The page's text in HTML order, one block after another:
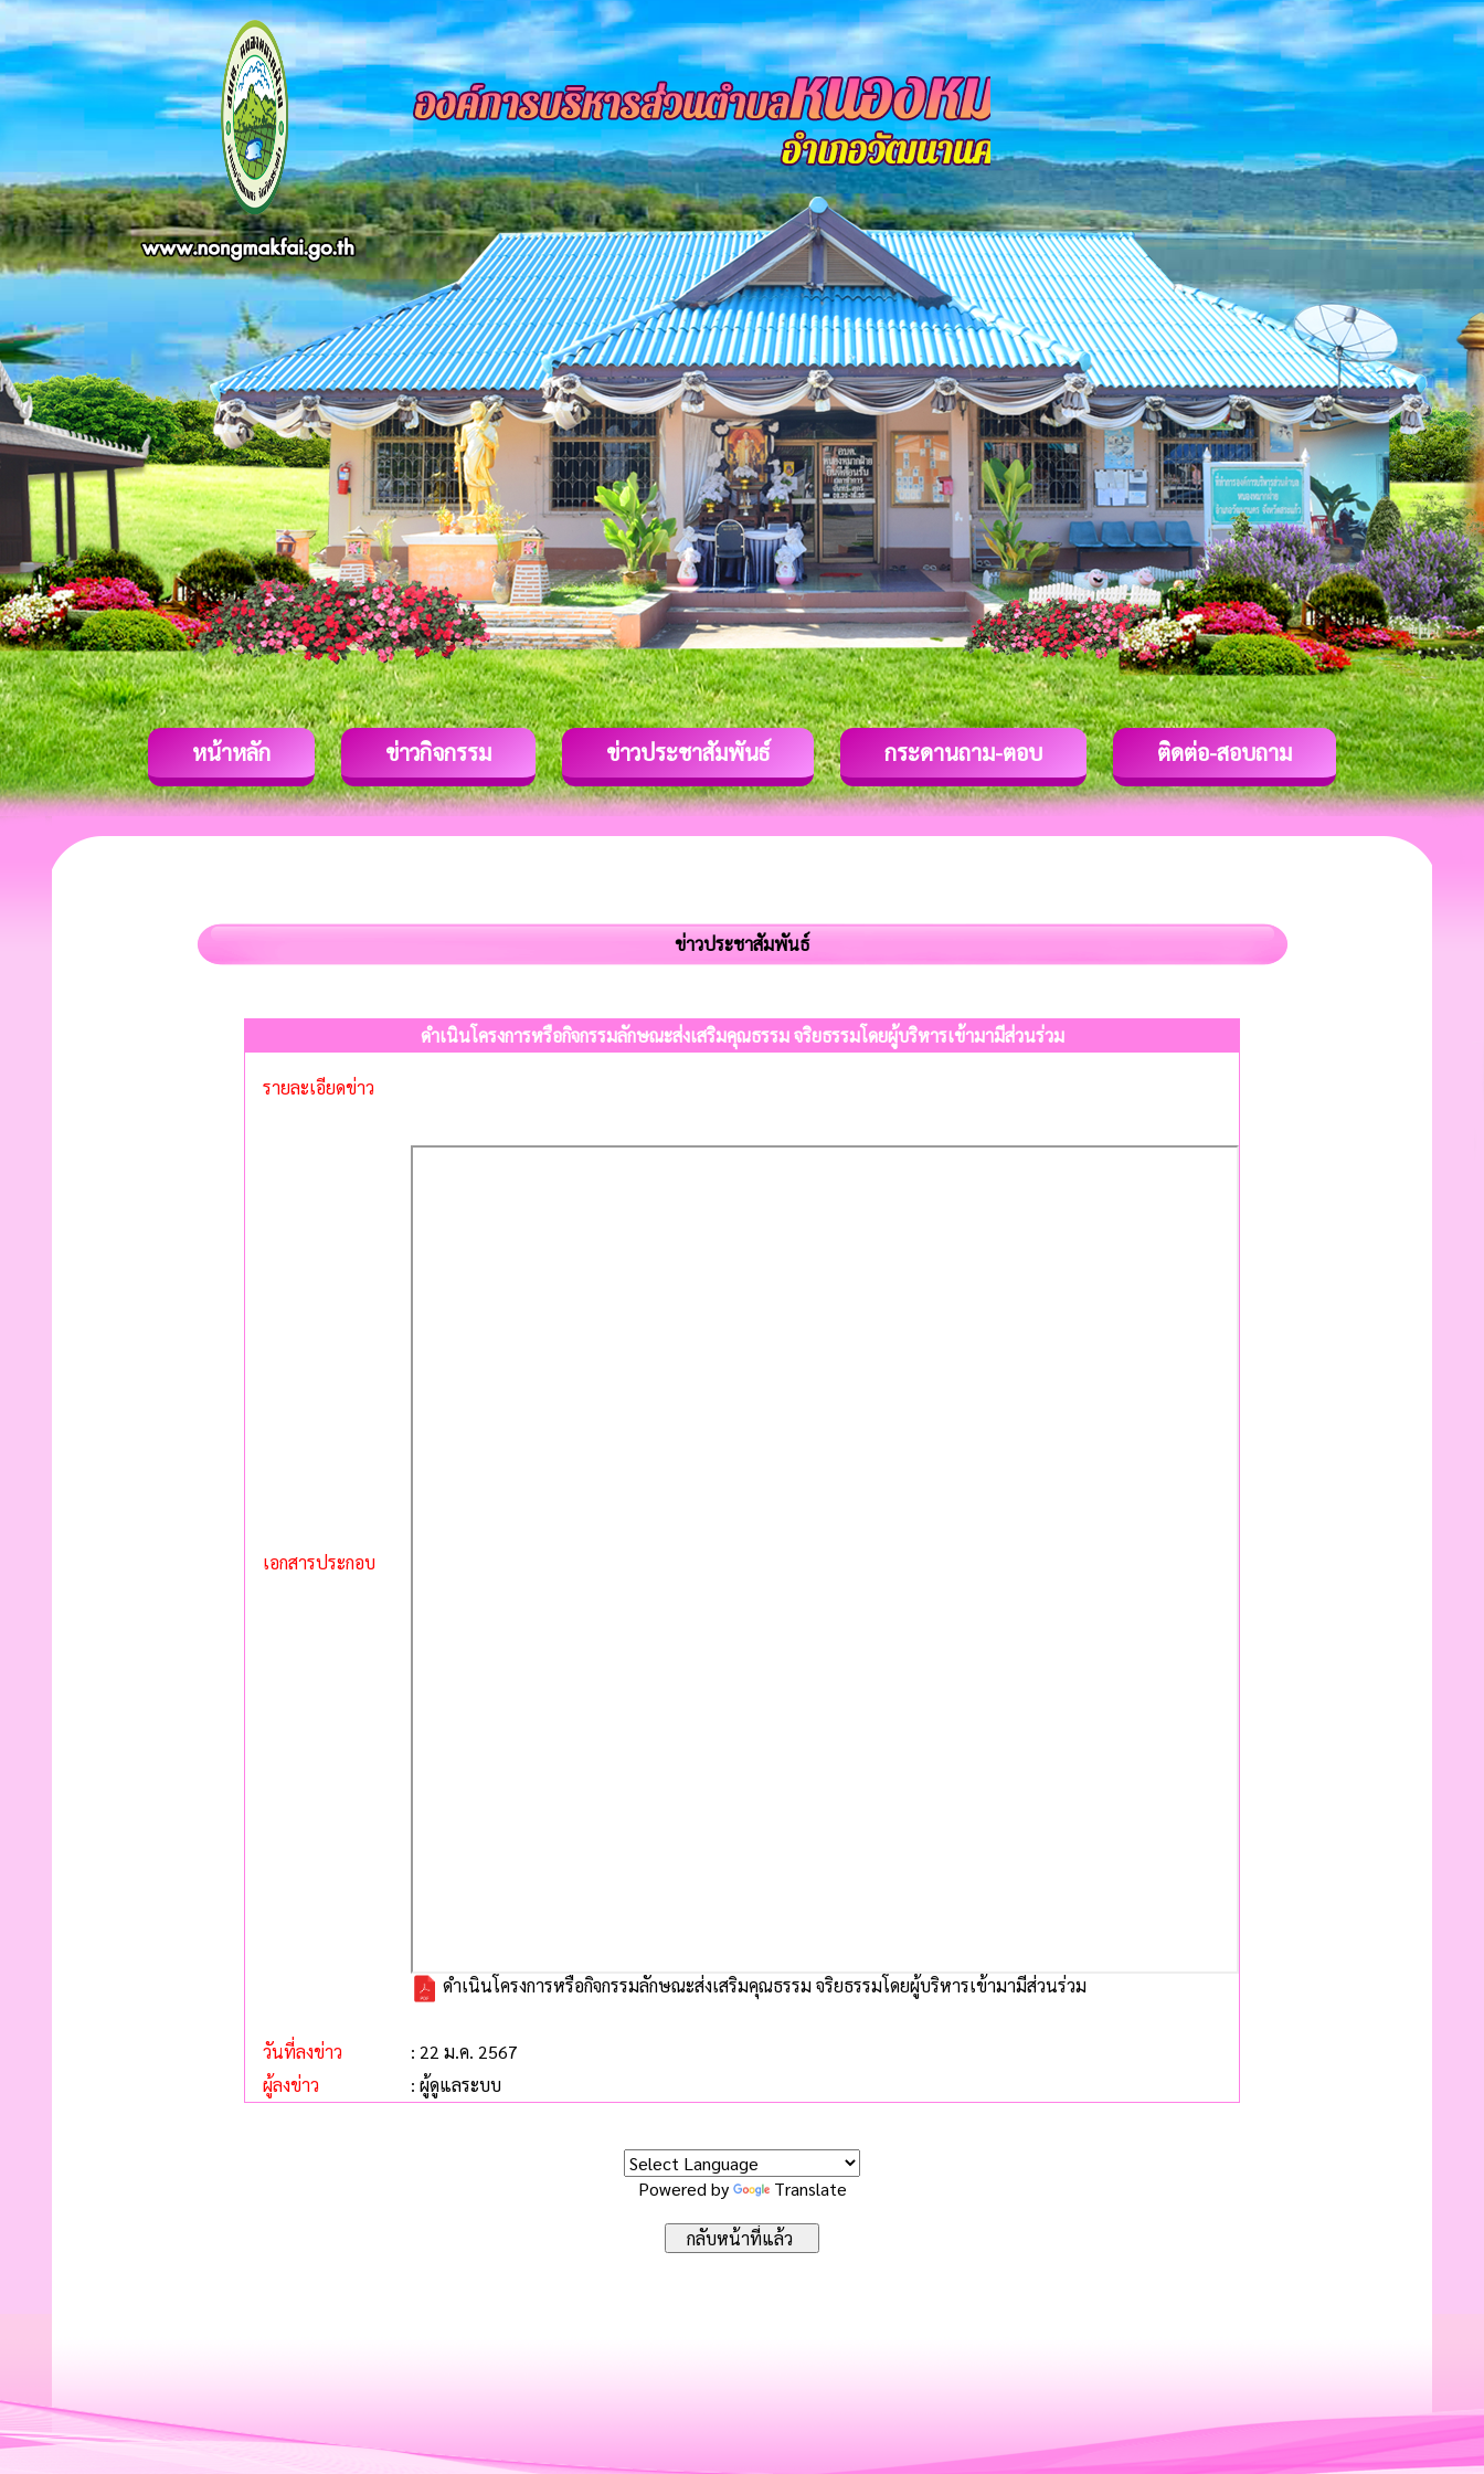
หน้าหลัก ข่าวกิจกรรม ข่าวประชาสัมพันธ์ กระดานถาม-ตอบ ติดต่อ-สอบถาม
ข่าวประชาสัมพันธ์
ดำเนินโครงการหรือกิจกรรมลักษณะส่งเสริมคุณธรรม จริยธรรมโดยผู้บริหารเข้ามามีส่วนร่วม
รายละเอียดข่าว
เอกสารประกอบ
ดำเนินโครงการหรือกิจกรรมลักษณะส่งเสริมคุณธรรม จริยธรรมโดยผู้บริหารเข้ามามีส่วนร่วม
วันที่ลงข่าว
: 22 ม.ค. 2567
ผู้ลงข่าว
: ผู้ดูแลระบบ
Powered by Translate